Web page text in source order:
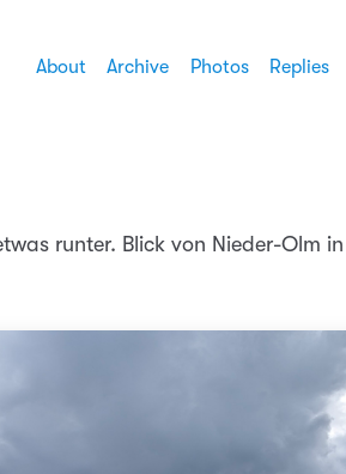
About Archive Photos Replies
runter. Blick von Nieder-Olm